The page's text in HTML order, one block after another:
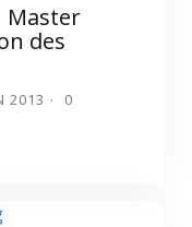
Master
des
2013
0